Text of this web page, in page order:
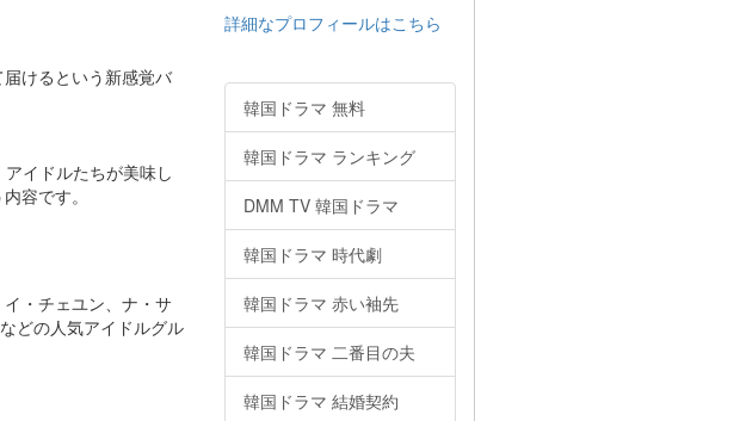
けるという新感覚バ
イドルたちが美味し
容です。
・チェユン、ナ・サ
どの人気アイドルグル
詳細なプロフィールはこちら
韓国ドラマ 無料
韓国ドラマ ランキング
DMM TV 韓国ドラマ
韓国ドラマ 時代劇
韓国ドラマ 赤い袖先
韓国ドラマ 二番目の夫
韓国ドラマ 結婚契約